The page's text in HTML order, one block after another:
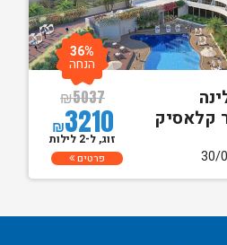
קלאסיק
₪5037
₪3210
36%
הנחה
זוג, ל-2 לילות
פרטים